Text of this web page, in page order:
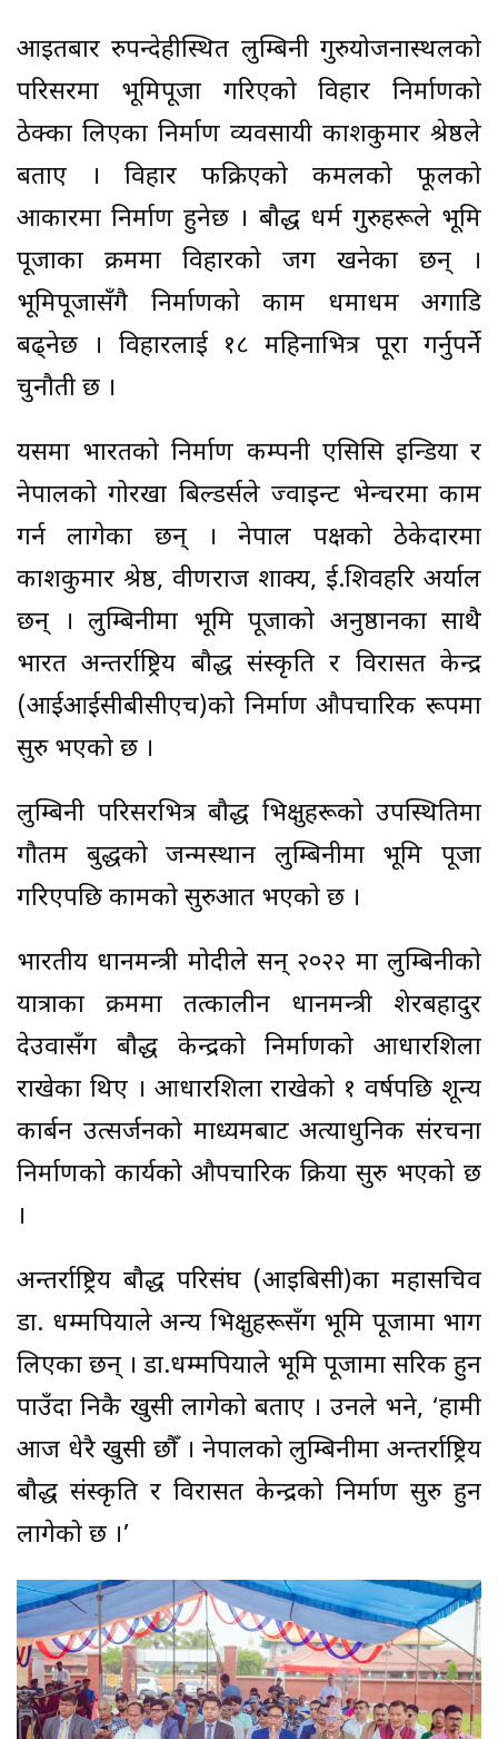
आइतबार रुपन्देहीस्थित लुम्बिनी गुरुयोजनास्थलको
परिसरमा भूमिपूजा गरिएको विहार निर्माणको
ठेक्का लिएका निर्माण व्यवसायी प्रकाशकुमार श्रेष्ठले
बताए । विहार फक्रिएको कमलको फूलको
आकारमा निर्माण हुनेछ । बौद्ध धर्म गुरुहरूले भूमि
पूजाका क्रममा विहारको जग खनेका छन् ।
भूमिपूजासँगै निर्माणको काम धमाधम अगाडि
बढ्नेछ । विहारलाई १८ महिनाभित्र पूरा गर्नुपर्ने
चुनौती छ ।
यसमा भारतको निर्माण कम्पनी एसिसि इन्डिया र
नेपालको गोरखा बिल्डर्सले ज्वाइन्ट भेन्चरमा काम
गर्न लागेका छन् । नेपाल पक्षको ठेकेदारमा
प्रकाशकुमार श्रेष्ठ, प्रवीणराज शाक्य, ई.शिवहरि अर्याल
छन् । लुम्बिनीमा भूमि पूजाको अनुष्ठानका साथै
भारत अन्तर्राष्ट्रिय बौद्ध संस्कृति र विरासत केन्द्र
(आईआईसीबीसीएच)को निर्माण औपचारिक रूपमा
सुरु भएको छ ।
लुम्बिनी परिसरभित्र बौद्ध भिक्षुहरूको उपस्थितिमा
गौतम बुद्धको जन्मस्थान लुम्बिनीमा भूमि पूजा
गरिएपछि कामको सुरुआत भएको छ ।
भारतीय प्रधानमन्त्री मोदीले सन् २०२२ मा लुम्बिनीको
यात्राका क्रममा तत्कालीन प्रधानमन्त्री शेरबहादुर
देउवासँग बौद्ध केन्द्रको निर्माणको आधारशिला
राखेका थिए । आधारशिला राखेको १ वर्षपछि शून्य
कार्बन उत्सर्जनको माध्यमबाट अत्याधुनिक संरचना
निर्माणको कार्यको औपचारिक प्रक्रिया सुरु भएको छ
।
अन्तर्राष्ट्रिय बौद्ध परिसंघ (आइबिसी)का महासचिव
डा. धम्मपियाले अन्य भिक्षुहरूसँग भूमि पूजामा भाग
लिएका छन् । डा.धम्मपियाले भूमि पूजामा सरिक हुन
पाउँदा निकै खुसी लागेको बताए । उनले भने, ‘हामी
आज धेरै खुसी छौँ । नेपालको लुम्बिनीमा अन्तर्राष्ट्रिय
बौद्ध संस्कृति र विरासत केन्द्रको निर्माण सुरु हुन
लागेको छ ।’